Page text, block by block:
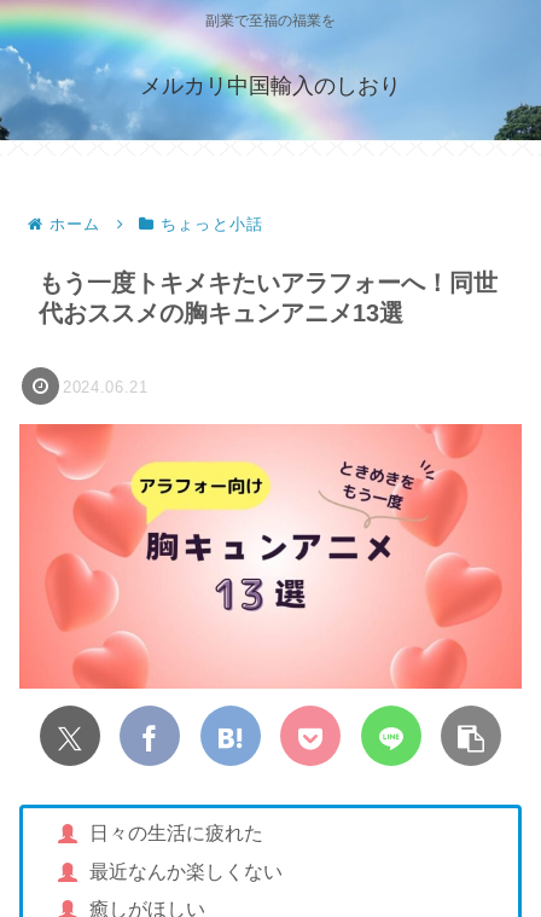
副業で至福の福業を
メルカリ中国輸入のしおり
ホーム ちょっと小話
もう一度トキメキたいアラフォーへ！同世
代おススメの胸キュンアニメ13選
2024.06.21
日々の生活に疲れた
最近なんか楽しくない
癒しがほしい